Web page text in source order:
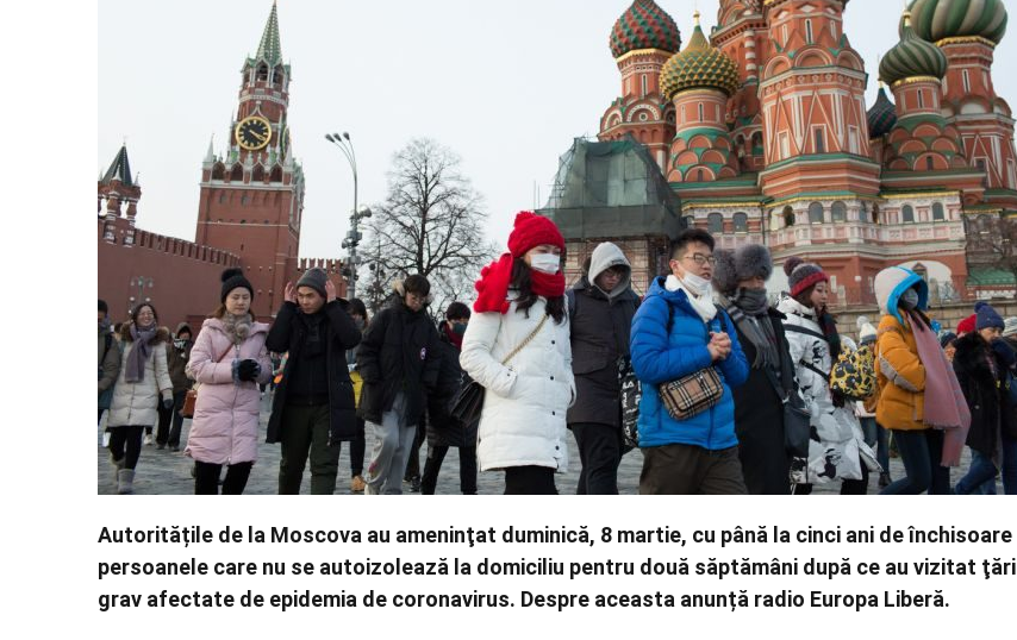
Autoritățile de la Moscova au ameninţat duminică, 8 martie, cu până la cinci ani de închisoare
persoanele care nu se autoizolează la domiciliu pentru două săptămâni după ce au vizitat ţări
grav afectate de epidemia de coronavirus. Despre aceasta anunță radio Europa Liberă.